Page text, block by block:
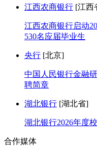
江西农商银行 [江西
江西农商银行启动
530名应届毕业生
央行 [北京]
中国人民银行金融
聘简章
湖北银行 [湖北省]
湖北银行2026年度
合作媒体